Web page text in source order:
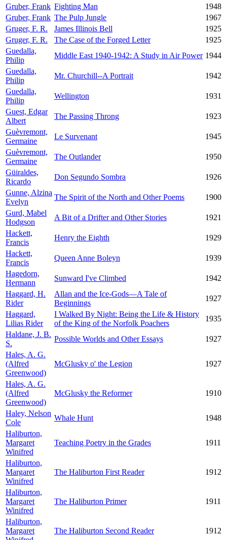
Gruber, Frank Fighting Man
1948
Gruber, Frank The Pulp Jungle
1967
Gruger, F. R.
James Illinois Bell
1925
Gruger, F. R.
The Case of the Forged Letter
1925
Guedalla,
Philip
Middle East 1940-1942: A Study in Air Power 1944
Guedalla,
Philip
Mr. Churchill--A Portrait
1942
Guedalla,
Philip
Wellington
1931
Guest, Edgar
Albert
The Passing Throng
1923
Guèvremont,
Germaine
Le Survenant
1945
Guèvremont,
Germaine
The Outlander
1950
Güiraldes,
Ricardo
Don Segundo Sombra
1926
Gunne, Alzina
Evelyn
The Spirit of the North and Other Poems
1900
Gurd, Mabel
Hodgson
A Bit of a Drifter and Other Stories
1921
Hackett,
Francis
Henry the Eighth
1929
Hackett,
Francis
Queen Anne Boleyn
1939
Hagedorn,
Hermann
Sunward I've Climbed
1942
Haggard, H.
Rider
Allan and the Ice-Gods—A Tale of
Beginnings
1927
Haggard,
Lilias Rider
I Walked By Night: Being the Life & History
of the King of the Norfolk Poachers
1935
Haldane, J. B.
S.
Possible Worlds and Other Essays
1927
Hales, A. G.
(Alfred
Greenwood)
McGlusky o' the Legion 1927
Hales, A. G.
(Alfred
Greenwood)
McGlusky the Reformer 1910
Haley, Nelson
Cole
Whale Hunt
1948
Haliburton,
Margaret
Winifred
Teaching Poetry in the Grades 1911
Haliburton,
Margaret
Winifred
The Haliburton First Reader 1912
Haliburton,
Margaret
Winifred
The Haliburton Primer 1911
Haliburton,
Margaret
The Haliburton Second Reader 1912